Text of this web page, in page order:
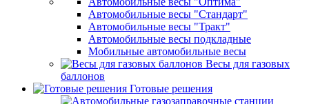
Автомобильные весы "Стандарт"
Автомобильные весы "Тракт"
Автомобильные весы подкладные
Мобильные автомобильные весы
Весы для газовых
баллонов
Готовые решения